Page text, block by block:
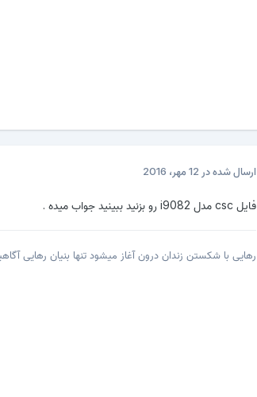
ارسال شده در 12 مهر، 2016
فایل csc مدل i9082 رو بزنید ببینید جواب میده .
رهایی با شکستن زندان درون آغاز میشود تنها بنیان رهایی